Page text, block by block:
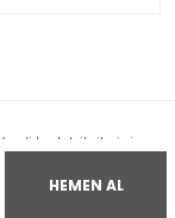
HEMEN AL
kartı bilgileriniz